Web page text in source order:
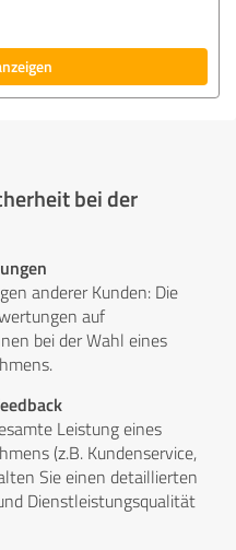
bei der
anderer Kunden: Die
auf
bei der Wahl eines
Leistung eines
(z.B. Kundenservice,
Sie einen detaillierten
Dienstleistungsqualität